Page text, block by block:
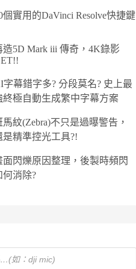
個實用的DaVinci Resolve快捷鍵
造5D Mark iii 傳奇，4K錄影
字幕錯字多? 分段莫名? 史上最
終極自動生成繁中字幕方案
馬紋(Zebra)不只是過曝警告，
是精準控光工具?!
面閃爍原因整理，後製時頻閃
何消除?